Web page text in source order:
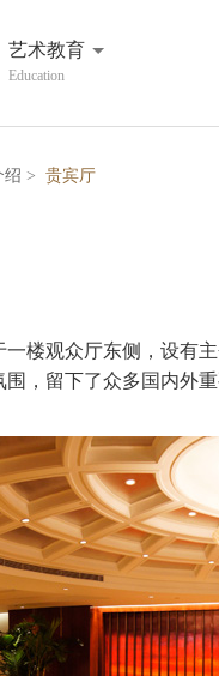
艺术教育
Education
绍 > 贵宾厅
一楼观众厅东侧，设有
，留下了众多国内外